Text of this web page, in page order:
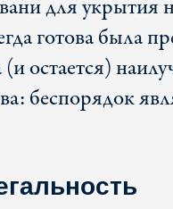
для укрытия
готова была
(и остается)
беспорядок